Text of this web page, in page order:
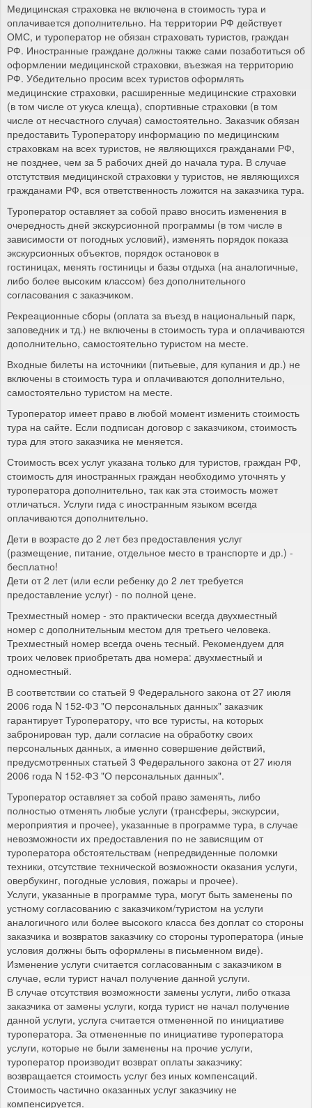
Медицинская страховка не включена в стоимость тура и
оплачивается дополнительно. На территории РФ действует
ОМС, и туроператор не обязан страховать туристов, граждан
РФ. Иностранные граждане должны также сами позаботиться об
оформлении медицинской страховки, въезжая на территорию
РФ. Убедительно просим всех туристов оформлять
медицинские страховки, расширенные медицинские страховки
(в том числе от укуса клеща), спортивные страховки (в том
числе от несчастного случая) самостоятельно. Заказчик обязан
предоставить Туроператору информацию по медицинским
страховкам на всех туристов, не являющихся гражданами РФ,
не позднее, чем за 5 рабочих дней до начала тура. В случае
отстутствия медицинской страховки у туристов, не являющихся
гражданами РФ, вся ответственность ложится на заказчика тура.
Туроператор оставляет за собой право вносить изменения в
очередность дней экскурсионной программы (в том числе в
зависимости от погодных условий), изменять порядок показа
экскурсионных объектов, порядок остановок в
гостиницах, менять гостиницы и базы отдыха (на аналогичные,
либо более высоким классом) без дополнительного
согласования с заказчиком.
Рекреационные сборы (оплата за въезд в национальный парк,
заповедник и тд.) не включены в стоимость тура и оплачиваются
дополнительно, самостоятельно туристом на месте.
Входные билеты на источники (питьевые, для купания и др.) не
включены в стоимость тура и оплачиваются дополнительно,
самостоятельно туристом на месте.
Туроператор имеет право в любой момент изменить стоимость
тура на сайте. Если подписан договор с заказчиком, стоимость
тура для этого заказчика не меняется.
Стоимость всех услуг указана только для туристов, граждан РФ,
стоимость для иностранных граждан необходимо уточнять у
туроператора дополнительно, так как эта стоимость может
отличаться. Услуги гида с иностранным языком всегда
оплачиваются дополнительно.
Дети в возрасте до 2 лет без предоставления услуг
(размещение, питание, отдельное место в транспорте и др.) -
бесплатно!
Дети от 2 лет (или если ребенку до 2 лет требуется
предоставление услуг) - по полной цене.
Трехместный номер - это практически всегда двухместный
номер с дополнительным местом для третьего человека.
Трехместный номер всегда очень тесный. Рекомендуем для
троих человек приобретать два номера: двухместный и
одноместный.
В соответствии со статьей 9 Федерального закона от 27 июля
2006 года N 152-ФЗ "О персональных данных" заказчик
гарантирует Туроператору, что все туристы, на которых
забронирован тур, дали согласие на обработку своих
персональных данных, а именно совершение действий,
предусмотренных статьей 3 Федерального закона от 27 июля
2006 года N 152-ФЗ "О персональных данных".
Туроператор оставляет за собой право заменять, либо
полностью отменять любые услуги (трансферы, экскурсии,
мероприятия и прочее), указанные в программе тура, в случае
невозможности их предоставления по не зависящим от
туроператора обстоятельствам (непредвиденные поломки
техники, отсутствие технической возможности оказания услуги,
овербукинг, погодные условия, пожары и прочее).
Услуги, указанные в программе тура, могут быть заменены по
устному согласованию с заказчиком/туристом на услуги
аналогичного или более высокого класса без доплат со стороны
заказчика и возвратов заказчику со стороны туроператора (иные
условия должны быть оформлены в письменном виде).
Изменение услуги считается согласованным с заказчиком в
случае, если турист начал получение данной услуги.
В случае отсутствия возможности замены услуги, либо отказа
заказчика от замены услуги, когда турист не начал получение
данной услуги, услуга считается отмененной по инициативе
туроператора. За отмененные по инициативе туроператора
услуги, которые не были заменены на прочие услуги,
туроператор производит возврат оплаты заказчику:
возвращается стоимость услуг без иных компенсаций.
Стоимость частично оказанных услуг заказчику не
компенсируется.